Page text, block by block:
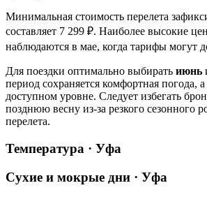
Минимальная стоимость перелета
составляет 7 299 ₽. Наиболее высокие
наблюдаются в мае, когда тарифы могут
Для поездки оптимально выбирать июнь
период сохраняется комфортная погода,
доступном уровне. Следует избегать
позднюю весну из-за резкого сезонного
перелета.
Температура · Уфа
Сухие и мокрые дни · Уфа